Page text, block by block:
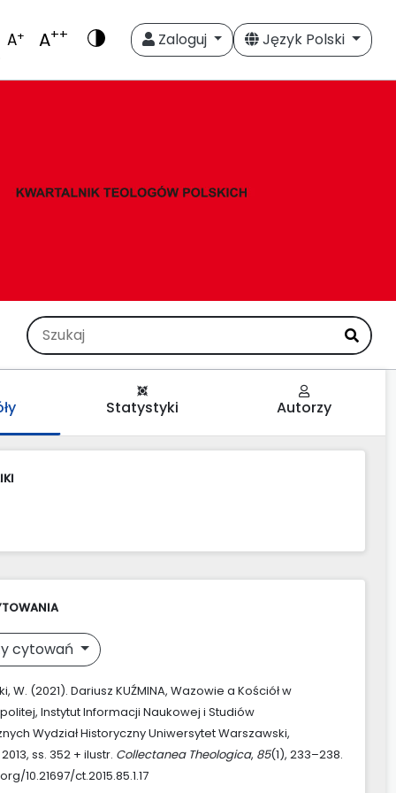
A+ A++ Zaloguj Język Polski
Statystyki Autorzy
cytowań
W. (2021). Dariusz KUŹMINA, Wazowie a Kościół w
Instytut Informacji Naukowej i Studiów
Wydział Historyczny Uniwersytet Warszawski,
ss. 352 + ilustr. Collectanea Theologica, 85(1), 233–238.
10.21697/ct.2015.85.1.17